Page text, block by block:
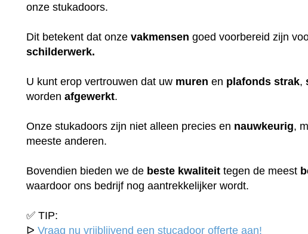
onze stukadoors.
Dit betekent dat onzevakmensen goed voorbereid zijn
schilderwerk.
U kunt erop vertrouwen dat uw muren en plafonds strak,
wordenafgewerkt.
Onze stukadoors zijn niet alleen precies en nauwkeurig,
meeste anderen.
Bovendien bieden we de beste kwaliteit tegen de meest
waardoor ons bedrijf nog aantrekkelijker wordt.
✅ TIP:
ᐅVraag nu vrijblijvend een stucadoor offerte aan!